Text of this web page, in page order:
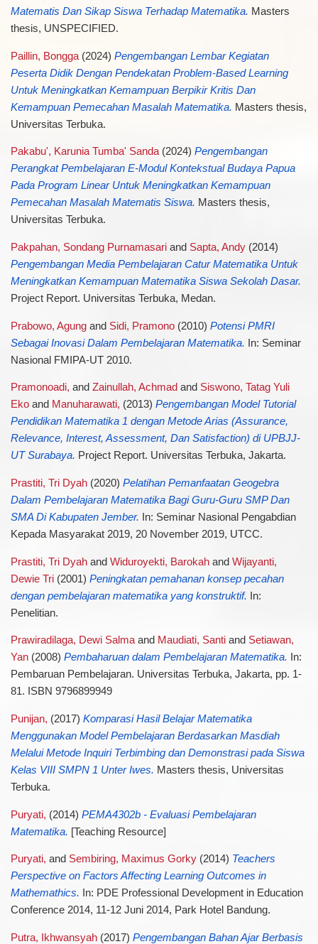
Matematis Dan Sikap Siswa Terhadap Matematika. Masters
thesis, UNSPECIFIED.
Paillin, Bongga(2024) Pengembangan Lembar Kegiatan
Peserta Didik Dengan Pendekatan Problem-Based Learning
Untuk Meningkatkan Kemampuan Berpikir Kritis Dan
Kemampuan Pemecahan Masalah Matematika. Masters thesis,
Universitas Terbuka.
Pakabu', Karunia Tumba' Sanda(2024) Pengembangan
Perangkat Pembelajaran E-Modul Kontekstual Budaya Papua
Pada Program Linear Untuk Meningkatkan Kemampuan
Pemecahan Masalah Matematis Siswa. Masters thesis,
Universitas Terbuka.
Pakpahan, Sondang Purnamasariand Sapta, Andy(2014)
Pengembangan Media Pembelajaran Catur Matematika Untuk
Meningkatkan Kemampuan Matematika Siswa Sekolah Dasar.
Project Report. Universitas Terbuka, Medan.
Prabowo, Agungand Sidi, Pramono(2010) Potensi PMRI
Sebagai Inovasi Dalam Pembelajaran Matematika. In: Seminar
Nasional FMIPA-UT 2010.
Pramonoadi, and Zainullah, Achmad and Siswono, Tatag Yuli
Ekoand Manuharawati, (2013) Pengembangan Model Tutorial
Pendidikan Matematika 1 dengan Metode Arias (Assurance,
Relevance, Interest, Assessment, Dan Satisfaction) di UPBJJ-
UT Surabaya. Project Report. Universitas Terbuka, Jakarta.
Prastiti, Tri Dyah(2020) Pelatihan Pemanfaatan Geogebra
Dalam Pembelajaran Matematika Bagi Guru-Guru SMP Dan
SMA Di Kabupaten Jember. In: Seminar Nasional Pengabdian
Kepada Masyarakat 2019, 20 November 2019, UTCC.
Prastiti, Tri Dyahand Widuroyekti, Barokahand Wijayanti,
Dewie Tri(2001) Peningkatan pemahanan konsep pecahan
dengan pembelajaran matematika yang konstruktif. In:
Penelitian.
Prawiradilaga, Dewi Salmaand Maudiati, Santiand Setiawan,
Yan(2008) Pembaharuan dalam Pembelajaran Matematika. In:
Pembaruan Pembelajaran. Universitas Terbuka, Jakarta, pp. 1-
81. ISBN 9796899949
Punijan, (2017) Komparasi Hasil Belajar Matematika
Menggunakan Model Pembelajaran Berdasarkan Masdiah
Melalui Metode Inquiri Terbimbing dan Demonstrasi pada Siswa
Kelas VIII SMPN 1 Unter Iwes. Masters thesis, Universitas
Terbuka.
Puryati, (2014) PEMA4302b - Evaluasi Pembelajaran
Matematika. [Teaching Resource]
Puryati, and Sembiring, Maximus Gorky(2014) Teachers
Perspective on Factors Affecting Learning Outcomes in
Mathemathics. In: PDE Professional Development in Education
Conference 2014, 11-12 Juni 2014, Park Hotel Bandung.
Putra, Ikhwansyah(2017) Pengembangan Bahan Ajar Berbasis